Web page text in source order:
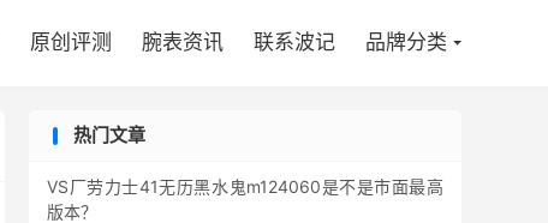
原创评测 腕表资讯 联系波记 品牌分类
热门文章
VS厂劳力士41无历黑水鬼m124060是不是市面最高
版本？